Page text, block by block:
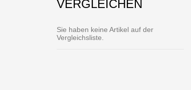
VERGLEICHEN
Sie haben keine Artikel auf der
Vergleichsliste.